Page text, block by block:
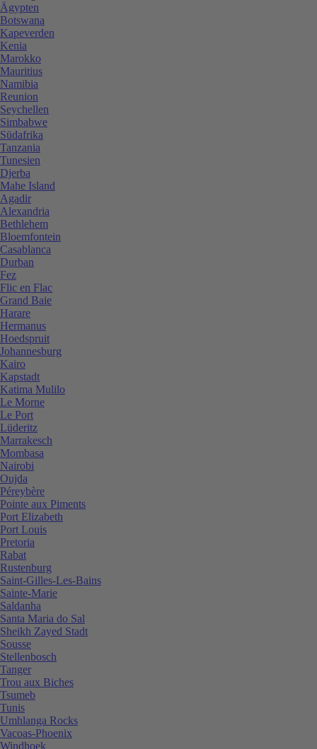
Ägypten
Botswana
Kapeverden
Kenia
Marokko
Mauritius
Namibia
Reunion
Seychellen
Simbabwe
Südafrika
Tanzania
Tunesien
Djerba
Mahe Island
Agadir
Alexandria
Bethlehem
Bloemfontein
Casablanca
Durban
Fez
Flic en Flac
Grand Baie
Harare
Hermanus
Hoedspruit
Johannesburg
Kairo
Kapstadt
Katima Mulilo
Le Morne
Le Port
Lüderitz
Marrakesch
Mombasa
Nairobi
Oujda
Péreybère
Pointe aux Piments
Port Elizabeth
Port Louis
Pretoria
Rabat
Rustenburg
Saint-Gilles-Les-Bains
Sainte-Marie
Saldanha
Santa Maria do Sal
Sheikh Zayed Stadt
Sousse
Stellenbosch
Tanger
Trou aux Biches
Tsumeb
Tunis
Umhlanga Rocks
Vacoas-Phoenix
Windhoek